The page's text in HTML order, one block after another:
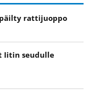
rattijuoppo
Iitin seudulle